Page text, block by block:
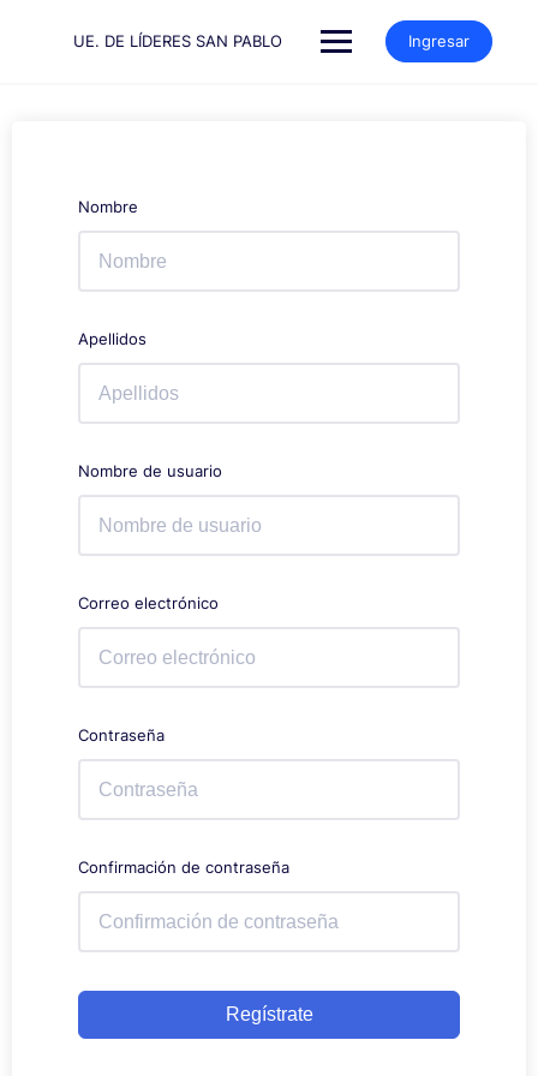
UE. DE LÍDERES SAN PABLO Ingresar
Nombre
Apellidos
Nombre de usuario
Correo electrónico
Contraseña
Confirmación de contraseña
Regístrate